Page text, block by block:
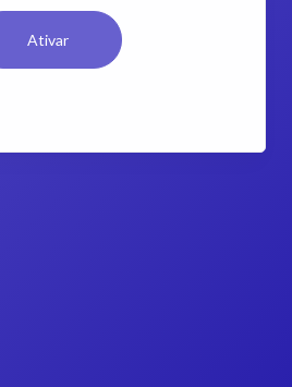
Ativar